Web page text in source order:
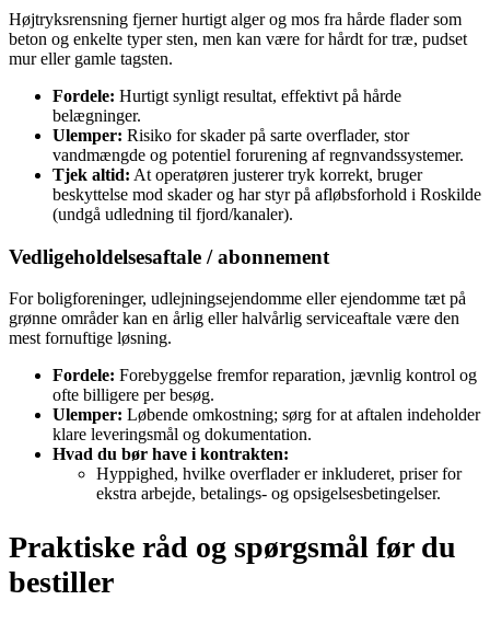
Højtryksrensning fjerner hurtigt alger og mos fra hårde flader som
beton og enkelte typer sten, men kan være for hårdt for træ, pudset
mur eller gamle tagsten.
Fordele: Hurtigt synligt resultat, effektivt på hårde
belægninger.
Ulemper: Risiko for skader på sarte overflader, stor
vandmængde og potentiel forurening af regnvandssystemer.
Tjek altid: At operatøren justerer tryk korrekt, bruger
beskyttelse mod skader og har styr på afløbsforhold i Roskilde
(undgå udledning til fjord/kanaler).
Vedligeholdelsesaftale / abonnement
For boligforeninger, udlejningsejendomme eller ejendomme tæt på
grønne områder kan en årlig eller halvårlig serviceaftale være den
mest fornuftige løsning.
Fordele: Forebyggelse fremfor reparation, jævnlig kontrol og
ofte billigere per besøg.
Ulemper: Løbende omkostning; sørg for at aftalen indeholder
klare leveringsmål og dokumentation.
Hvad du bør have i kontrakten:
Hyppighed, hvilke overflader er inkluderet, priser for
ekstra arbejde, betalings- og opsigelsesbetingelser.
Praktiske råd og spørgsmål før du
bestiller